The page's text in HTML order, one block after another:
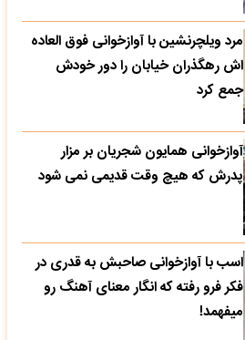
مرد ویلچرنشین با آوازخوانی فوق العاده
اش رهگذران خیابان را دور خودش
جمع کرد
آوازخوانی همایون شجریان بر مزار
پدرش که هیچ وقت قدیمی نمی شود
اسب با آوازخوانی صاحبش به قدری در
فکر فرو رفته که انگار معنای آهنگ رو
میفهمد!